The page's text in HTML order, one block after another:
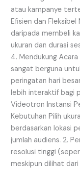
atau kampanye
Efisien dan
daripada membeli
ukuran dan durasi
4. Mendukung
sangat berguna
peringatan hari
lebih interaktif bagi
Videotron Instansi
Kebutuhan Pilih
berdasarkan lokasi
jumlah audiens. 2.
resolusi tinggi
meskipun dilihat